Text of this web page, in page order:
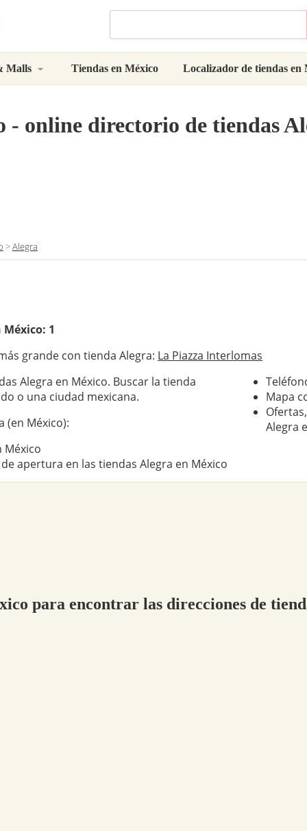
Malls Tiendas en México Localizador de tiendas en
- online directorio de tiendas
>Alegra
México: 1
grande con tienda Alegra: La Piazza Interlomas
Alegra en México. Buscar la tienda
o una ciudad mexicana.
(en México):
México
apertura en las tiendas Alegra en México
Mapa
Alegra
para encontrar las direcciones de